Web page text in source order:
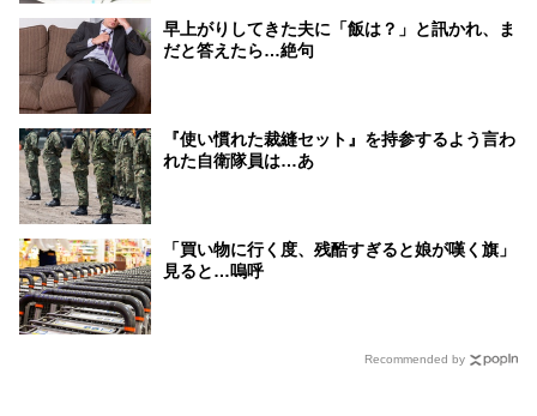
早上がりしてきた夫に「飯は？」と訊かれ、ま
だと答えたら…絶句
『使い慣れた裁縫セット』を持参するよう言わ
れた自衛隊員は…あ
「買い物に行く度、残酷すぎると娘が嘆く旗」
見ると…嗚呼
Recommended by